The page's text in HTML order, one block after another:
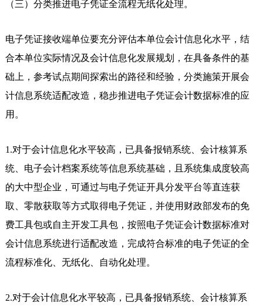
（三）分类推进电子凭证全流程无纸化处理。
电子凭证接收端单位要充分评估本单位会计信息化水平，结
合本单位实际情况及会计信息化发展规划，在具备条件的基
础上，参考试点期间探索出的路径和经验，分类施策开展会
计信息系统适配改造，稳步推进电子凭证会计数据标准的应
用。
1.对于会计信息化水平较高，已具备报销系统、会计核算系
统、电子会计档案系统等信息系统基础，且系统集成度较高
的大中型企业，可通过与电子凭证开具分发平台等直连获
取、零散获取等方式取得电子凭证，并使用财政部发布的免
费工具包或自主开发工具包，按照电子凭证会计数据标准对
会计信息系统进行适配改造，完成符合标准的电子凭证的全
流程标准化、无纸化、自动化处理。
2.对于会计信息化水平较高，已具备报销系统、会计核算系